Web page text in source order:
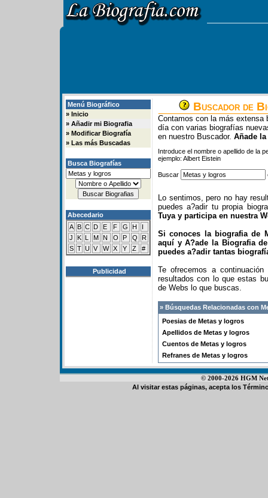
Menú Biográfico
» Inicio
» Añadir mi Biografia
» Modificar Biografía
» Las más Buscadas
Busca Biografías
Abecedario
A B C D E F G H
I
J
K L M N O P Q
R
S T U V W X Y Z #
Publicidad
Buscador de
Contamos con la más extensa
día con varias biografías
en nuestro Buscador. Añade
Introduce el nombre o apellido de la
ejemplo: Albert Eistein
Buscar
Lo sentimos, pero no hay
puedes a?adir tu propia
Tuya y participa en nuestra
Si conoces la biografia de
aquí y A?ade la Biografia
puedes a?adir tantas
Te ofrecemos a
resultados con lo que estas
de Webs lo que buscas.
» Búsquedas Relacionadas con
Poesias de Metas y logros
Apellidos de Metas y logros
Cuentos de Metas y logros
Refranes de Metas y logros
© 2000-2026 HGM
Al visitar estas páginas, acepta los